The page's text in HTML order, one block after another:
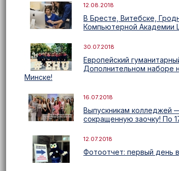
12.08.2018
В Бресте, Витебске,
Компьютерной Академии
30.07.2018
Европейский
Дополнительном наборе
Минске!
16.07.2018
Выпускникам колледжей
сокращенную заочку! По
12.07.2018
Фотоотчет: первый день